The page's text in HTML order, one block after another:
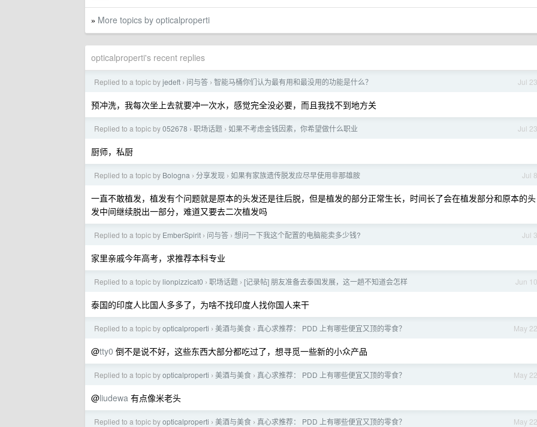
» More topics by opticalproperti
opticalproperti's recent replies
Jul 23
Replied to a topic byjedeft › 问与答 › 智能马桶你们认为最有用和最没用的功能是什么？
预冲洗，我每次坐上去就要冲一次水，感觉完全没必要，而且我找不到地方关
Jul 23
Replied to a topic by052678 › 职场话题 › 如果不考虑金钱因素，你希望做什么职业
厨师，私厨
Jul 8
Replied to a topic by Bologna › 分享发现 › 如果有家族遗传脱发应尽早使用非那雄胺
一直不敢植发，植发有个问题就是原本的头发还是往后脱，但是植发的部分正常生长，时间长了会在植发部分和原本的头
发中间继续脱出一部分，难道又要去二次植发吗
Jul 3
Replied to a topic by EmberSpirit › 问与答 › 想问一下我这个配置的电脑能卖多少钱?
家里亲戚今年高考，求推荐本科专业
Jun 10
Replied to a topic by lionpizzicat0 › 职场话题 › [记录帖] 朋友准备去泰国发展，这一趟不知道会怎样
泰国的印度人比国人多多了，为啥不找印度人找你国人来干
May 22
Replied to a topic byopticalproperti › 美酒与美食 › 真心求推荐： PDD 上有哪些便宜又顶的零食？
@tty0 倒不是说不好，这些东西大部分都吃过了，想寻觅一些新的小众产品
May 22
Replied to a topic byopticalproperti › 美酒与美食 › 真心求推荐： PDD 上有哪些便宜又顶的零食？
@liudewa 有点像米老头
May 22
Replied to a topic byopticalproperti › 美酒与美食 › 真心求推荐： PDD 上有哪些便宜又顶的零食？